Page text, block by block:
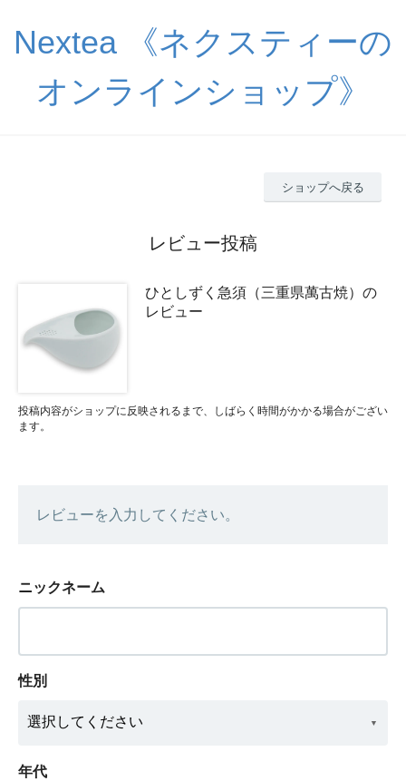
Nextea 《ネクスティーの
オンラインショップ》
ショップへ戻る
レビュー投稿
ひとしずく急須（三重県萬古焼）の
レビュー
投稿内容がショップに反映されるまで、しばらく時間がかかる場合がござい
ます。
レビューを入力してください。
ニックネーム
性別
年代